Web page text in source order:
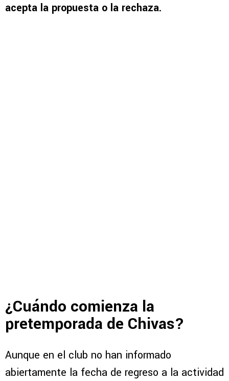
acepta la propuesta o la rechaza.
¿Cuándo comienza la
pretemporada de Chivas?
Aunque en el club no han informado
abiertamente la fecha de regreso a la actividad